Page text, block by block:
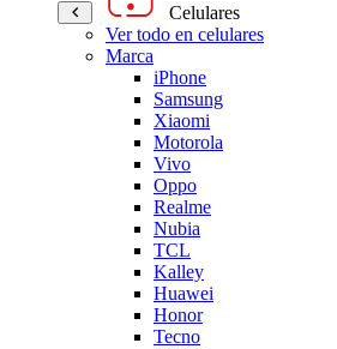
Celulares
Ver todo en celulares
Marca
iPhone
Samsung
Xiaomi
Motorola
Vivo
Oppo
Realme
Nubia
TCL
Kalley
Huawei
Honor
Tecno